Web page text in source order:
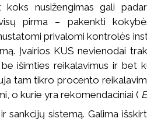
koks nusižengimas gali
pirma – pakenkti
privalomi kontrolės
Įvairios KUS nevienodai
išimties reikalavimus ir bet
tam tikro procento
o kurie yra rekomendaciniai (
sankcijų sistemą. Galima